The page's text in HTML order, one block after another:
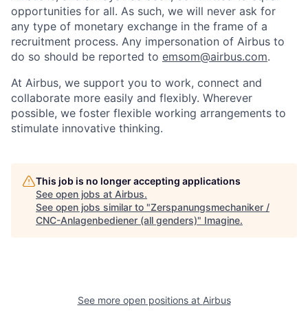
opportunities for all. As such, we will never ask for
any type of monetary exchange in the frame of a
recruitment process. Any impersonation of Airbus to
do so should be reported to emsom@airbus.com.
At Airbus, we support you to work, connect and
collaborate more easily and flexibly. Wherever
possible, we foster flexible working arrangements to
stimulate innovative thinking.
This job is no longer accepting applications
See open jobs at Airbus.
See open jobs similar to "Zerspanungsmechaniker /
CNC-Anlagenbediener (all genders)" Imagine.
See more open positions at Airbus